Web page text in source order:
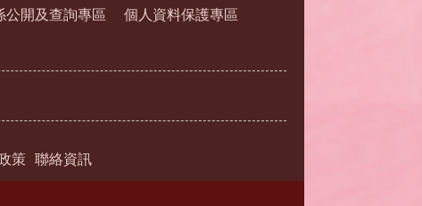
公開及查詢專區 個人資料保護專區
策 聯絡資訊